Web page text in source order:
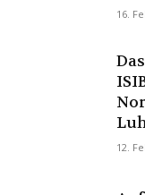
16.
12.